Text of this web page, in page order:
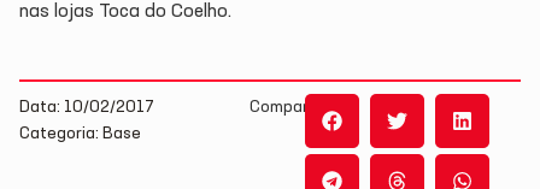
nas lojas Toca do Coelho.
Data: 10/02/2017
Categoria: Base
Compartilhe: